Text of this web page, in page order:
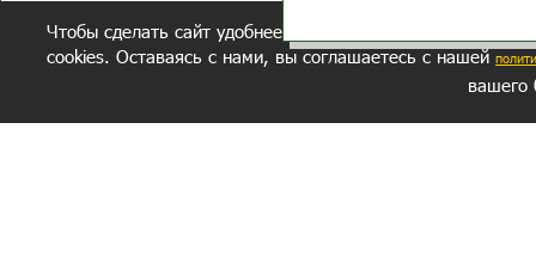
Чтобы сделать сайт удобнее, осуществляется обработка
cookies. Оставаясь с нами, вы соглашаетесь с нашей
вашего